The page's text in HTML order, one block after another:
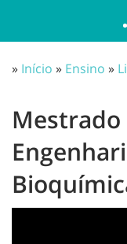
» Início » Ensino »